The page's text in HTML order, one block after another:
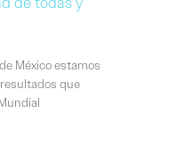
México estamos
que